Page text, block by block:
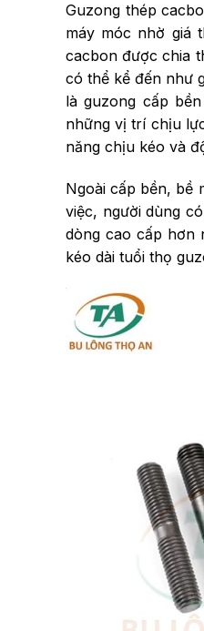
Guzong thép
máy móc nhờ giá
cacbon được chia
có thể kể đến như
là guzong cấp
những vị trí chịu
năng chịu kéo và
Ngoài cấp bền, bề
việc, người dùng
dòng cao cấp hơn
kéo dài tuổi thọ